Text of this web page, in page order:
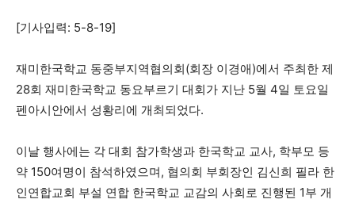
[기사입력: 5-8-19]
재미한국학교 동중부지역협의회(회장 이경애)에서 주최한 제
28회 재미한국학교 동요부르기 대회가 지난 5월 4일 토요일
펜아시안에서 성황리에 개최되었다.
이날 행사에는 각 대회 참가학생과 한국학교 교사, 학부모 등
약 150여명이 참석하였으며, 협의회 부회장인 김신희 필라 한
인연합교회 부설 연합 한국학교 교감의 사회로 진행된 1부 개